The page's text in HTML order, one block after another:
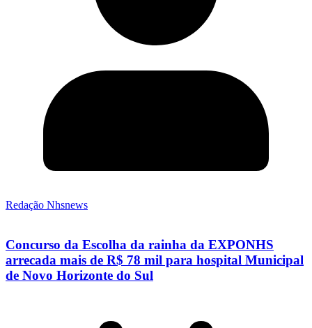
Redação Nhsnews
Concurso da Escolha da rainha da EXPONHS
arrecada mais de R$ 78 mil para hospital Municipal
de Novo Horizonte do Sul